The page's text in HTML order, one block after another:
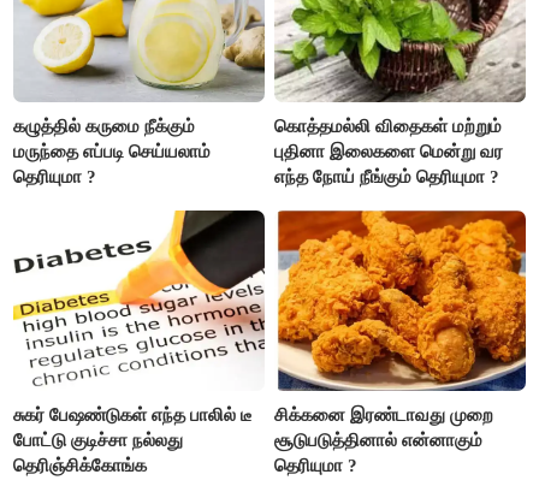
கழுத்தில் கருமை நீக்கும்
மருந்தை எப்படி செய்யலாம்
தெரியுமா ?
கொத்தமல்லி விதைகள் மற்றும்
புதினா இலைகளை மென்று வர
எந்த நோய் நீங்கும் தெரியுமா ?
சுகர் பேஷண்டுகள் எந்த பாலில் டீ
போட்டு குடிச்சா நல்லது
தெரிஞ்சிக்கோங்க
சிக்கனை இரண்டாவது முறை
சூடுபடுத்தினால் என்னாகும்
தெரியுமா ?